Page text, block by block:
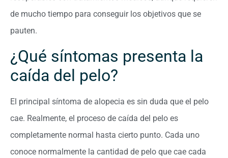
de mucho tiempo para conseguir los objetivos que se
pauten.
¿Qué síntomas presenta la
caída del pelo?
El principal síntoma de alopecia es sin duda que el pelo
cae. Realmente, el proceso de caída del pelo es
completamente normal hasta cierto punto. Cada uno
conoce normalmente la cantidad de pelo que cae cada